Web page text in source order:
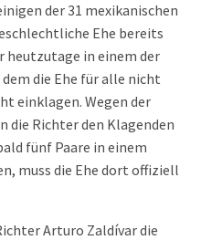
der 31 mexikanischen
Ehe bereits
heutzutage in einem der
die Ehe für alle nicht
einklagen. Wegen der
die Richter den Klagenden
fünf Paare in einem
muss die Ehe dort offiziell
Arturo Zaldívar die